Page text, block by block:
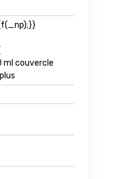
ml couvercle